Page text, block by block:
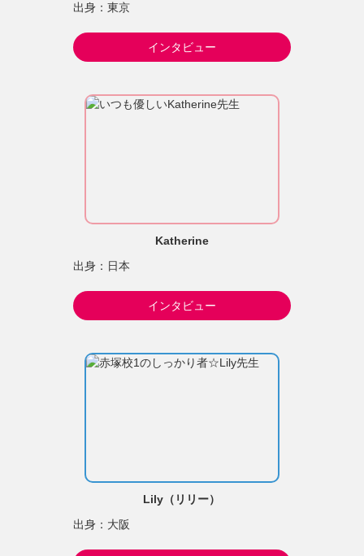
出身：東京
インタビュー
Katherine
出身：日本
インタビュー
Lily（リリー）
出身：大阪